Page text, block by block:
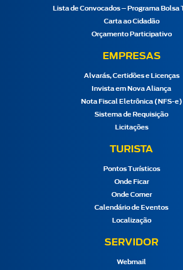
Lista de Convocados – Programa Bolsa
Carta ao Cidadão
Orçamento Participativo
EMPRESAS
Alvarás, Certidões e Licenças
Invista em Nova Aliança
Nota Fiscal Eletrônica (NFS-e)
Sistema de Requisição
Licitações
TURISTA
Pontos Turísticos
Onde Ficar
Onde Comer
Calendário de Eventos
Localização
SERVIDOR
Webmail